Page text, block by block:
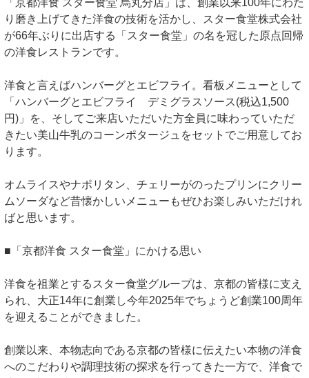
り磨き上げてきた洋食の技術を活かし、スター食堂株式会社
が66年ぶりに出店する「スター食堂」の名を冠した原点回帰
の洋食レストランです。
洋食と言えばハンバーグとエビフライ。看板メニューとして
「ハンバーグとエビフライ デミグラスソース(税込1,500
円)」を、そしてご来店いただいた方全員に味わっていただ
きたい美山牛乳のコーンポタージュをセットでご用意してお
ります。
オムライスやナポリタン、チェリーがのったプリンにクリー
ムソーダなど昔懐かしいメニューもぜひお楽しみいただけれ
ばと思います。
■「京都洋食 スター食堂」にかける思い
洋食を祖業とするスター食堂グループは、京都の皆様に支え
られ、大正14年に創業し今年2025年でちょうど創業100周年
を迎えることができました。
創業以来、本物志向である京都の皆様に伝えたい本物の洋食
へのこだわりや調理技術の探求を行ってきた一方で、洋食で